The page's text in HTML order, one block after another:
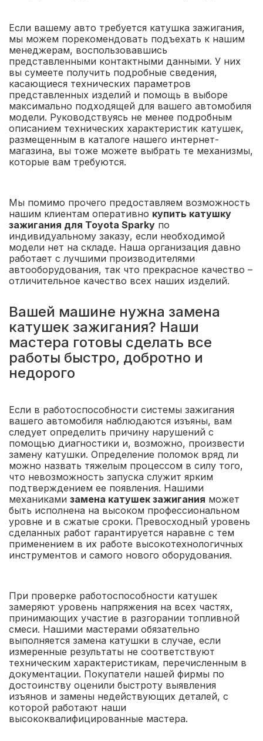
Если вашему авто требуется катушка зажигания,
мы можем порекомендовать подъехать к нашим
менеджерам, воспользовавшись
представленными контактными данными. У них
вы сумеете получить подробные сведения,
касающиеся технических параметров
представленных изделий и помощь в выборе
максимально подходящей для вашего автомобиля
модели. Руководствуясь не менее подробным
описанием технических характеристик катушек,
размещенным в каталоге нашего интернет-
магазина, вы тоже можете выбрать те механизмы,
которые вам требуются.
Мы помимо прочего предоставляем возможность
нашим клиентам оперативно купить катушку
зажигания для Toyota Sparky по
индивидуальному заказу, если необходимой
модели нет на складе. Наша организация давно
работает с лучшими производителями
автооборудования, так что прекрасное качество –
отличительное качество всех наших изделий.
Вашей машине нужна замена
катушек зажигания? Наши
мастера готовы сделать все
работы быстро, добротно и
недорого
Если в работоспособности системы зажигания
вашего автомобиля наблюдаются изъяны, вам
следует определить причину нарушений с
помощью диагностики и, возможно, произвести
замену катушки. Определение поломок вряд ли
можно назвать тяжелым процессом в силу того,
что невозможность запуска служит ярким
подтверждением ее появления. Нашими
механиками замена катушек зажигания может
быть исполнена на высоком профессиональном
уровне и в сжатые сроки. Превосходный уровень
сделанных работ гарантируется наравне с тем
применением в их работе высокотехнологичных
инструментов и самого нового оборудования.
При проверке работоспособности катушек
замеряют уровень напряжения на всех частях,
принимающих участие в разгорании топливной
смеси. Нашими мастерами обязательно
выполняется замена катушки в случае, если
измеренные результаты не соответствуют
техническим характеристикам, перечисленным в
документации. Покупатели нашей фирмы по
достоинству оценили быстроту выявления
изъянов и замены недействующих деталей, с
которой работают наши
высококвалифицированные мастера.